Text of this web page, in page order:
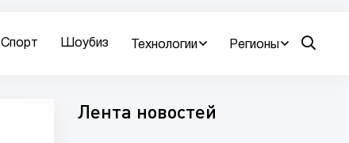
Спорт Шоубиз Технологии Регионы
Лента новостей